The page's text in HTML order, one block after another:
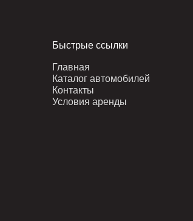
Быстрые ссылки
Главная
Каталог автомобилей
Контакты
Условия аренды